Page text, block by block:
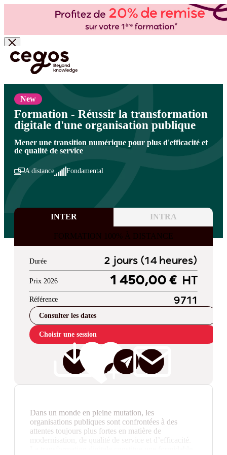
Skip to main content
Vous êtes ici : Accueil >Cegos, organisme de formation à Paris et en régions
Transition numérique et bureautique
New
Formation - Réussir la transformation
digitale d'une organisation publique
Mener une transition numérique pour plus d'efficacité et
de qualité de service
A distance Fondamental
INTER INTRA
FORMATION 100% À DISTANCE
Durée 2 jours (14 heures)
Prix 2026 1 450,00 € HT
Référence 9711
Consulter les dates
Choisir une session
Dans un monde en pleine mutation, les
organisations publiques sont confrontées à des
attentes toujours plus fortes en matière de
modernisation, de qualité de service et d’efficacité.